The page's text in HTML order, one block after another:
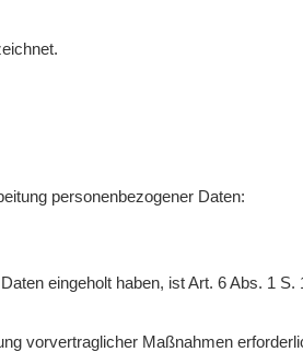
personenbezogener Daten:
eingeholt haben, ist Art. 6 Abs. 1
vorvertraglicher Maßnahmen